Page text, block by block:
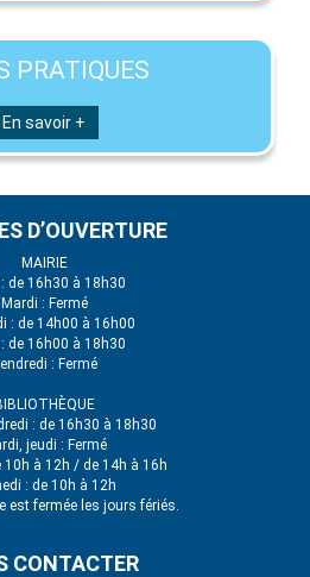
PRATIQUES
En savoir +
D’OUVERTURE
MAIRIE
de 16h30 à 18h30
Mardi : Fermé
: de 14h00 à 16h00
de 16h00 à 18h30
: Fermé
: de 16h30 à 18h30
jeudi : Fermé
10h à 12h / de 14h à 16h
: de 10h à 12h
est fermée les jours fériés.
CONTACTER